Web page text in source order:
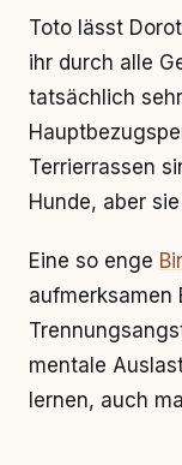
Toto lässt
ihr durch alle
tatsächlich
Terrierrassen
Hunde, aber
Eine so enge
aufmerksamen
mentale
lernen, auch